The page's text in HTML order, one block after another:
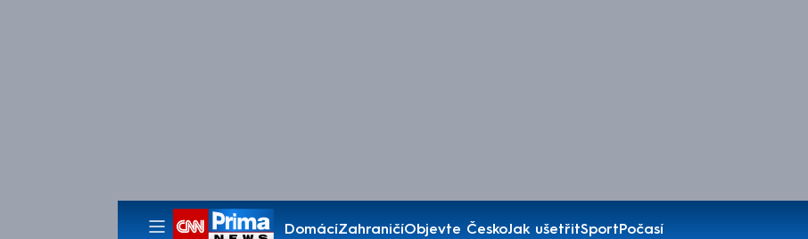
DomácíZahraničíObjevte ČeskoJak ušetřitSportPočasí